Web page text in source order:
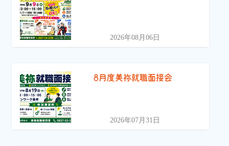
2026年08月06日
8月度美祢就職面接会
2026年07月31日